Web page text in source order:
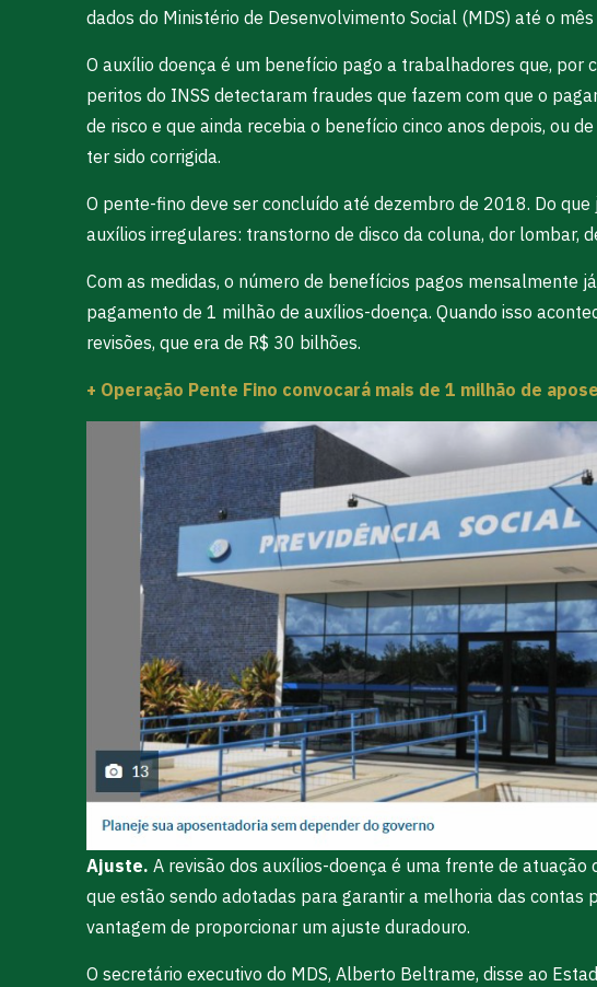
dados do Ministério de Desenvolvimento Social (MDS) até o
O auxílio doença é um benefício pago a trabalhadores que,
peritos do INSS detectaram fraudes que fazem com que o
de risco e que ainda recebia o benefício cinco anos depois, ou
ter sido corrigida.
O pente-fino deve ser concluído até dezembro de 2018. Do
auxílios irregulares: transtorno de disco da coluna, dor lombar,
Com as medidas, o número de benefícios pagos mensalmente
pagamento de 1 milhão de auxílios-doença. Quando isso
revisões, que era de R$ 30 bilhões.
+ Operação Pente Fino convocará mais de 1 milhão de
Ajuste. A revisão dos auxílios-doença é uma frente de
que estão sendo adotadas para garantir a melhoria das
vantagem de proporcionar um ajuste duradouro.
O secretário executivo do MDS, Alberto Beltrame, disse ao